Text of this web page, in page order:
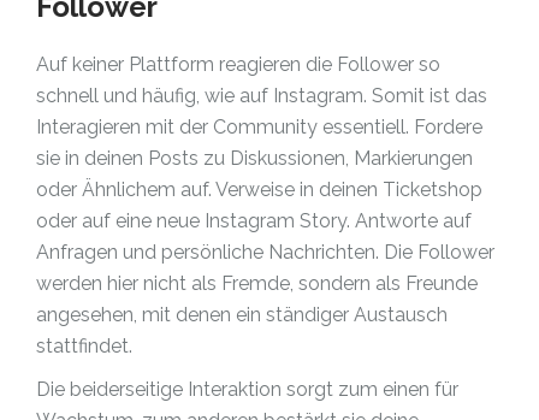
Auf keiner Plattform reagieren die Follower so
schnell und häufig, wie auf Instagram. Somit ist das
Interagieren mit der Community essentiell. Fordere
sie in deinen Posts zu Diskussionen, Markierungen
oder Ähnlichem auf. Verweise in deinen Ticketshop
oder auf eine neue Instagram Story. Antworte auf
Anfragen und persönliche Nachrichten. Die Follower
werden hier nicht als Fremde, sondern als Freunde
angesehen, mit denen ein ständiger Austausch
stattfindet.
Die beiderseitige Interaktion sorgt zum einen für